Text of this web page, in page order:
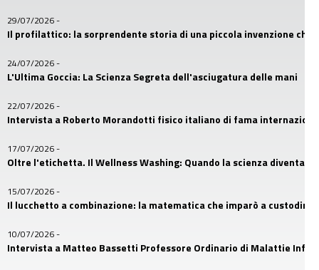
29/07/2026-
Il profilattico: la sorprendente storia di una piccola invenzione
24/07/2026-
L'Ultima Goccia: La Scienza Segreta dell'asciugatura delle mani
22/07/2026-
Intervista a Roberto Morandotti fisico italiano di fama
17/07/2026-
Oltre l'etichetta. Il Wellness Washing: Quando la scienza diventa
15/07/2026-
Il lucchetto a combinazione: la matematica che imparò a custodire
10/07/2026-
Intervista a Matteo Bassetti Professore Ordinario di Malattie